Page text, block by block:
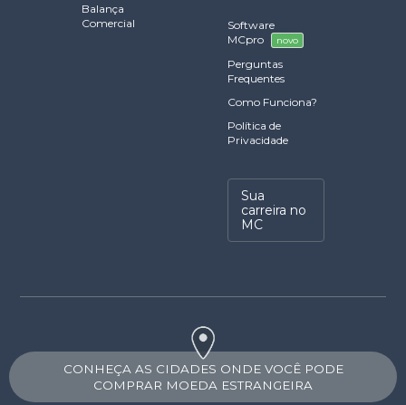
Balança
Comercial
Software
MCpro
novo
Perguntas
Frequentes
Como Funciona?
Política de
Privacidade
Sua
carreira no
MC
CONHEÇA AS CIDADES ONDE VOCÊ PODE
COMPRAR MOEDA ESTRANGEIRA